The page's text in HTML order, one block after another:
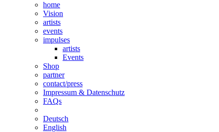
home
Vision
artists
events
impulses
artists
Events
Shop
partner
contact/press
Impressum & Datenschutz
FAQs
Deutsch
English